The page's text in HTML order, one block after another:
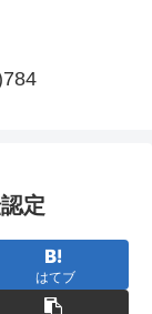
定
はてブ